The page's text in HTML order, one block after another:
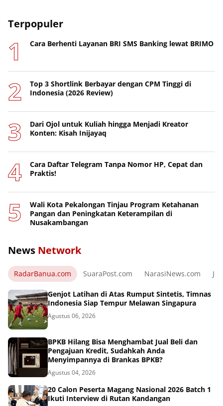
Terpopuler
Cara Berhenti Layanan BRI SMS Banking lewat BRIMO
Top 3 Shortlink Berbayar dengan CPM Tinggi di
Indonesia (2026 Review)
Dari Ojol untuk Kuliah hingga Menjadi Kreator
Konten: Kisah Inijayaq
Cara Daftar Telegram Tanpa Nomor HP, Cepat dan
Praktis!
Wali Kota Pekalongan Tinjau Program Ketahanan
Pangan dan Peningkatan Keterampilan di
Nusakambangan
News Network
RadarBanua.com SuaraPost.com NarasiNews.com
Genjot Latihan di Atas Rumput Sintetis, Timnas
Indonesia Siap Tempur Melawan Singapura
Agustus 06, 2026
BPKB Hilang Bisa Menghambat Jual Beli dan
Pengajuan Kredit, Sudahkah Anda
Menyimpannya di Brankas BPKB?
Agustus 04, 2026
20 Calon Peserta Magang Nasional 2026 Batch 1
Ikuti Interview di Rutan Kandangan